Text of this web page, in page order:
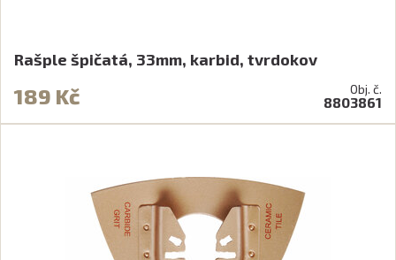
Rašple špičatá, 33mm, karbid, tvrdokov
189 Kč Obj. č.
8803861